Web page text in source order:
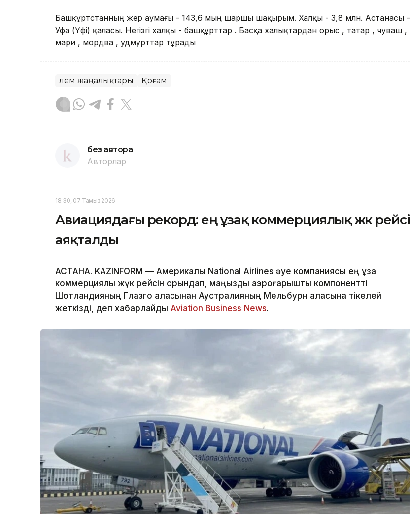
Башқұртстанның жер аумағы - 143,6 мың шаршы шақырым. Халқы - 3,8 млн. Астанасы -
Уфа (Үфі) қаласы. Негізгі халқы - башқұрттар . Басқа халықтардан орыс , татар , чуваш ,
мари , мордва , удмурттар тұрады
Әлем жаңалықтары Қоғам
без автора
Авторлар
18:30, 07 Тамыз 2026
Авиациядағы рекорд: ең ұзақ коммерциялық жүк рейсі
аяқталды
АСТАНА. KAZINFORM — Америкалық National Airlines әуе компаниясы ең ұзақ
коммерциялық жүк рейсін орындап, маңызды аэроғарыштық компонентті
Шотландияның Глазго қаласынан Аустралияның Мельбурн қаласына тікелей
жеткізді, деп хабарлайды Aviation Business News.